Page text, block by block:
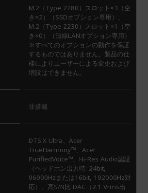
M.2（Type 2280）スロット×3（空
き×2）（SSDオプション専用）、
M.2（Type 2230）スロット×1（空
き×0）（無線LANオプション専用）
※すべてのオプションの動作を保証
するものではありません。製品の仕
様によりユーザーによる変更および
増設はできません。
非搭載
DTS:X Ultra、Acer
TrueHarmony™、Acer
PurifiedVoice™、Hi-Res Audio認証
（ヘッドホン出力時: 24bit,
96000Hzまたは16bit, 192000Hz対
応）、高S/N比 DAC（2.1 Vrms出